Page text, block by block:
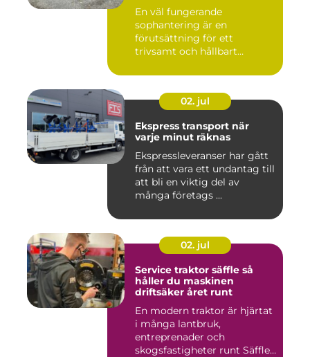
En väl fungerande
sophantering är en
förutsättning för ett
trivsamt och hållbart
02. jul
Ekspress transport när
varje minut räknas
Ekspressleveranser har gått
från att vara ett undantag till
att bli en viktig del av
många företags ...
02. jul
Service traktor säffle så
håller du maskinen
driftsäker året runt
En modern traktor är hjärtat
i många lantbruk,
entreprenader och
skogsfastigheter runt Säffle.